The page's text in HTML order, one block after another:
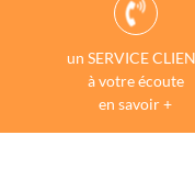
un SERVICE
à votre écoute
en savoir +